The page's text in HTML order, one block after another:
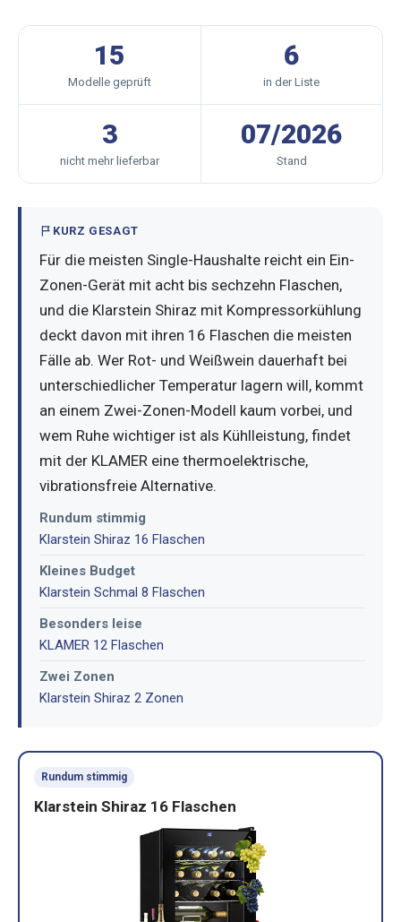
15
Modelle geprüft
6
in der Liste
3
nicht mehr lieferbar
07/2026
Stand
KURZ GESAGT
Für die meisten Single-Haushalte reicht ein Ein-
Zonen-Gerät mit acht bis sechzehn Flaschen,
und die Klarstein Shiraz mit Kompressorkühlung
deckt davon mit ihren 16 Flaschen die meisten
Fälle ab. Wer Rot- und Weißwein dauerhaft bei
unterschiedlicher Temperatur lagern will, kommt
an einem Zwei-Zonen-Modell kaum vorbei, und
wem Ruhe wichtiger ist als Kühlleistung, findet
mit der KLAMER eine thermoelektrische,
vibrationsfreie Alternative.
Rundum stimmig
Klarstein Shiraz 16 Flaschen
Kleines Budget
Klarstein Schmal 8 Flaschen
Besonders leise
KLAMER 12 Flaschen
Zwei Zonen
Klarstein Shiraz 2 Zonen
Rundum stimmig
Klarstein Shiraz 16 Flaschen